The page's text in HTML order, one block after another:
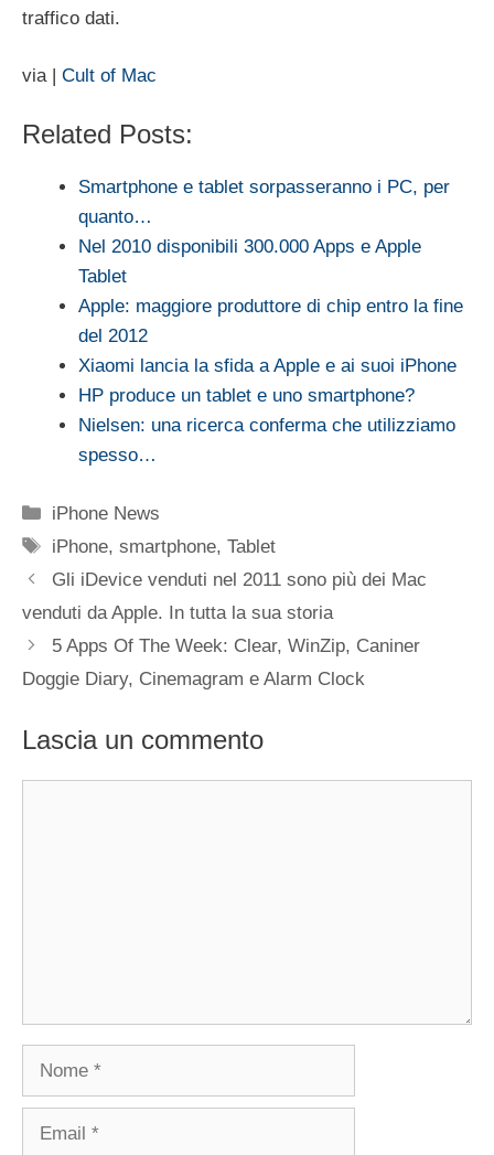
traffico dati.
via | Cult of Mac
Related Posts:
Smartphone e tablet sorpasseranno i PC, per
quanto…
Nel 2010 disponibili 300.000 Apps e Apple
Tablet
Apple: maggiore produttore di chip entro la fine
del 2012
Xiaomi lancia la sfida a Apple e ai suoi iPhone
HP produce un tablet e uno smartphone?
Nielsen: una ricerca conferma che utilizziamo
spesso…
Categorie
iPhone News
Tag
iPhone,smartphone,Tablet
Gli iDevice venduti nel 2011 sono più dei Mac
venduti da Apple. In tutta la sua storia
5 Apps Of The Week: Clear, WinZip, Caniner
Doggie Diary, Cinemagram e Alarm Clock
Lascia un commento
Nome
Email